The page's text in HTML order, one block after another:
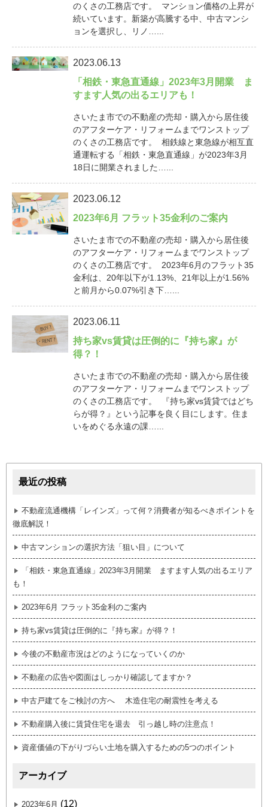
のくさの工務店です。 マンション価格の上昇が
続いています。新築が高騰する中、中古マンシ
ョンを選択し、リノ…...
2023.06.13
「相鉄・東急直通線」2023年3月開業 ま
すます人気の出るエリアも！
さいたま市での不動産の売却・購入から居住後
のアフターケア・リフォームまでワンストップ
のくさの工務店です。 相鉄線と東急線が相互直
通運転する「相鉄・東急直通線」が2023年3月
18日に開業されました…...
2023.06.12
2023年6月 フラット35金利のご案内
さいたま市での不動産の売却・購入から居住後
のアフターケア・リフォームまでワンストップ
のくさの工務店です。 2023年6月のフラット35
金利は、20年以下が1.13%、21年以上が1.56%
と前月から0.07%引き下…...
2023.06.11
持ち家vs賃貸は圧倒的に『持ち家』が
得？！
さいたま市での不動産の売却・購入から居住後
のアフターケア・リフォームまでワンストップ
のくさの工務店です。 『持ち家vs賃貸ではどち
らが得？』という記事を良く目にします。住ま
いをめぐる永遠の課…...
最近の投稿
不動産流通機構「レインズ」って何？消費者が知るべきポイントを
徹底解説！
中古マンションの選択方法「狙い目」について
「相鉄・東急直通線」2023年3月開業 ますます人気の出るエリア
も！
2023年6月 フラット35金利のご案内
持ち家vs賃貸は圧倒的に『持ち家』が得？！
今後の不動産市況はどのようになっていくのか
不動産の広告や図面はしっかり確認してますか？
中古戸建てをご検討の方へ 木造住宅の耐震性を考える
不動産購入後に賃貸住宅を退去 引っ越し時の注意点！
資産価値の下がりづらい土地を購入するための5つのポイント
アーカイブ
2023年6月 (12)